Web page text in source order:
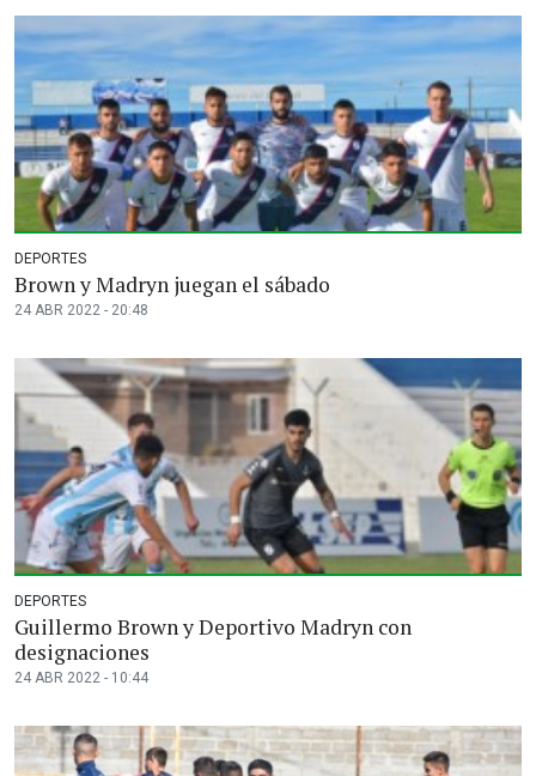
DEPORTES
Brown y Madryn juegan el sábado
24 ABR 2022 - 20:48
DEPORTES
Guillermo Brown y Deportivo Madryn con
designaciones
24 ABR 2022 - 10:44